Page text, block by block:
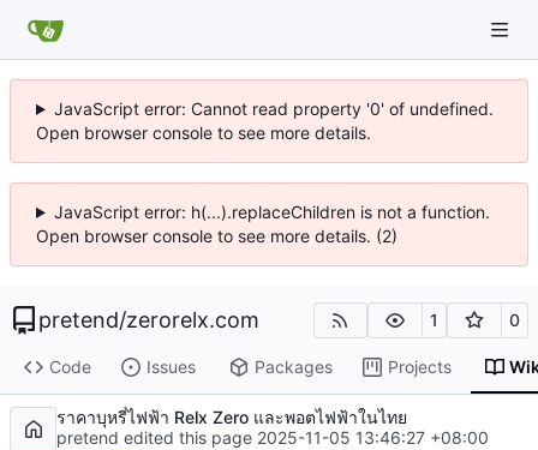
JavaScript error: Cannot read property '0' of undefined.
Open browser console to see more details.
JavaScript error: h(...).replaceChildren is not a function.
Open browser console to see more details. (2)
pretend/zerorelx.com 1 0
Code Issues Packages Projects
ราคาบุหรี่ไฟฟ้า Relx Zero และพอตไฟฟ้าในไทย
pretend edited this page 2025-11-05 13:46:27 +08:00